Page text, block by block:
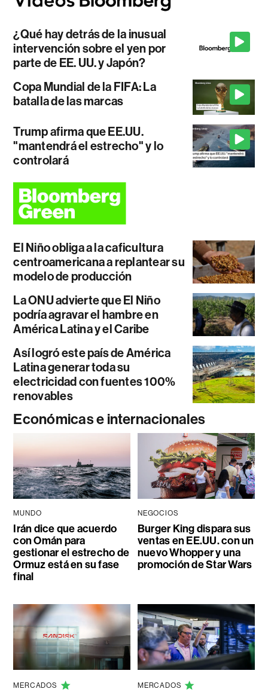
¿Qué hay detrás de la inusual
intervención sobre el yen por
parte de EE. UU. y Japón?
Copa Mundial de la FIFA: La
batalla de las marcas
Trump afirma que EE.UU.
"mantendrá el estrecho" y lo
controlará
El Niño obliga a la caficultura
centroamericana a replantear su
modelo de producción
La ONU advierte que El Niño
podría agravar el hambre en
América Latina y el Caribe
Así logró este país de América
Latina generar toda su
electricidad con fuentes 100%
renovables
Económicas e internacionales
MUNDO
Irán dice que acuerdo
con Omán para
gestionar el estrecho de
Ormuz está en su fase
final
NEGOCIOS
Burger King dispara sus
ventas en EE.UU. con un
nuevo Whopper y una
promoción de Star Wars
MERCADOS MERCADOS